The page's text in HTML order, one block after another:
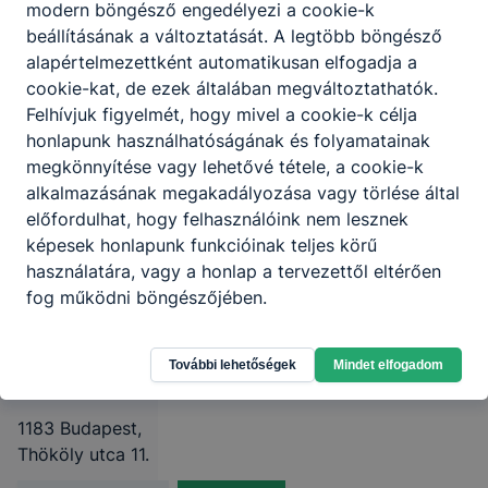
Támogassa a
Pogány Frigyes
Technikumot /
Bankszámlaszám:
10300002-
13531181-
00024900 /
Közlemény
rovatba: Pogány
1183 Budapest,
Thököly utca 11.
modern böngésző engedélyezi a cookie-k
beállításának a változtatását. A legtöbb böngésző
alapértelmezettként automatikusan elfogadja a
cookie-kat, de ezek általában megváltoztathatók.
Felhívjuk figyelmét, hogy mivel a cookie-k célja
honlapunk használhatóságának és folyamatainak
megkönnyítése vagy lehetővé tétele, a cookie-k
alkalmazásának megakadályozása vagy törlése által
előfordulhat, hogy felhasználóink nem lesznek
képesek honlapunk funkcióinak teljes körű
használatára, vagy a honlap a tervezettől eltérően
fog működni böngészőjében.
További lehetőségek Mindet elfogadom